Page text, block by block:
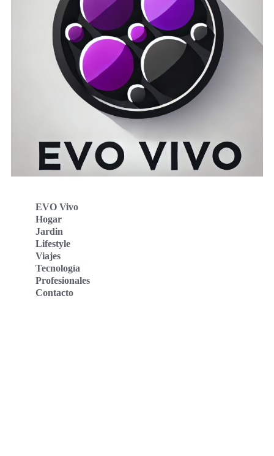
EVO Vivo
Hogar
Jardin
Lifestyle
Viajes
Tecnología
Profesionales
Contacto